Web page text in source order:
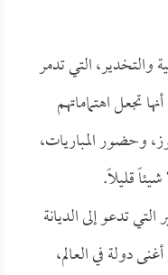
والتخدير، التي تدمر
تجعل اهتماماتهم
وحضور المباريات،
قليلاً.
تدعو إلى الديانة
دولة في العالم،